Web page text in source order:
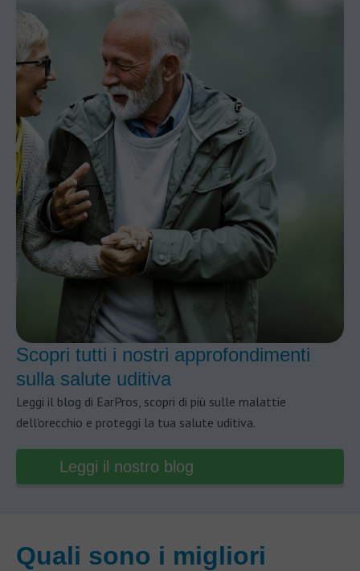
Scopri tutti i nostri approfondimenti
sulla salute uditiva
Leggi il blog di EarPros, scopri di più sulle malattie
dell'orecchio e proteggi la tua salute uditiva.
Leggi il nostro blog
Quali sono i migliori